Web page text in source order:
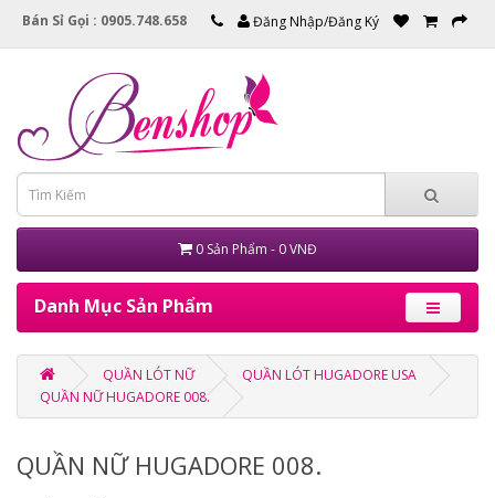
Bán Sỉ Gọi : 0905.748.658 Đăng Nhập/Đăng Ký
0 Sản Phẩm - 0 VNĐ
Danh Mục Sản Phẩm
QUẦN LÓT NỮ
QUẦN LÓT HUGADORE USA
QUẦN NỮ HUGADORE 008.
QUẦN NỮ HUGADORE 008.